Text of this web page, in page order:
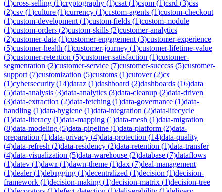
(1)cross-selling (1)cryptography (1)csat (1)cspm (1)csrd (3)css
(2)csv (1)culture (1)currency (1)custom-agents (1)custom-checkout
(1)custom-development (1)custom-fields (1)custom-module
(1)custom-orders (2)custom-skills (2)customer-analytics
(2)customer-data (1)customer-engagement (3)customer-experience
(5)customer-health (1)customer-journey (1)customer-lifetime-value
(3)customer-retention (5)customer-satisfaction (1)customer-
segmentation (2)customer-service (7)customer-success (5)customer-
support (7)customization (5)customs (1)cutover(2)cx
(1)cybersecurity (14)daraz (1)dashboard (2)dashboards (16)data
(5)data-analysis (3)data-analytics (3)data-cleanup (2)data-driven
(3)data-extraction (2)data-fetching (1)data-governance (1)data-
handling (1)data-hygiene (1)data-integration (2)data-lifecycle
(1)data-literacy (1)data-mapping (1)data-mesh (1)data-migration
(8)data-modeling (5)data-pipeline (1)data-platform (2)data-
preparation (1)data-privacy (4)data-protection (14)data-quality
(4)data-refresh (2)data-residency (2)data-retention (1)data-transfer
(4)data-visualization (5)data-warehouse (2)database (7)dataflows
(1)datev (1)dawn (1)dawn-theme (1)dax (7)deal-management
(1)dealer(1)debugging (1)decentralized (1)decision (1)decision-
framework (1)decision-making (1)decision-matrix (1)decision-tree